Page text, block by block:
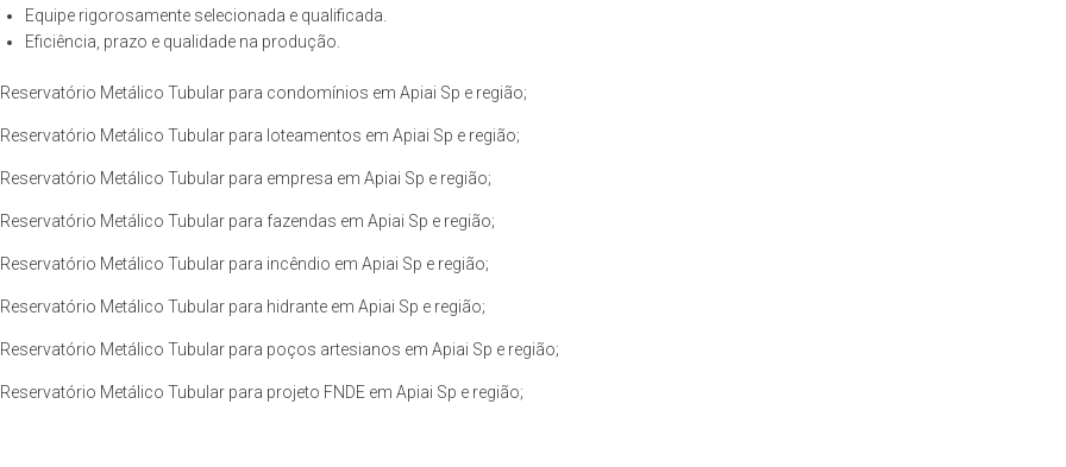
Equipe rigorosamente selecionada e qualificada.
Eficiência, prazo e qualidade na produção.
Reservatório Metálico Tubular para condomínios em Apiai Sp e região;
Reservatório Metálico Tubular para loteamentos em Apiai Sp e região;
Reservatório Metálico Tubular para empresa em Apiai Sp e região;
Reservatório Metálico Tubular para fazendas em Apiai Sp e região;
Reservatório Metálico Tubular para incêndio em Apiai Sp e região;
Reservatório Metálico Tubular para hidrante em Apiai Sp e região;
Reservatório Metálico Tubular para poços artesianos em Apiai Sp e região;
Reservatório Metálico Tubular para projeto FNDE em Apiai Sp e região;